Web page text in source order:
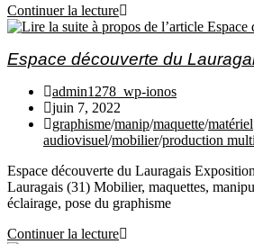
Continuer la lecture
Espace découverte du
admin1278_wp-ionos
juin 7, 2022
graphisme/manip/maquette/matériel
audiovisuel/mobilier/production
Espace découverte du Lauragais
Lauragais (31) Mobilier, maquettes,
éclairage, pose du graphisme
Continuer la lecture